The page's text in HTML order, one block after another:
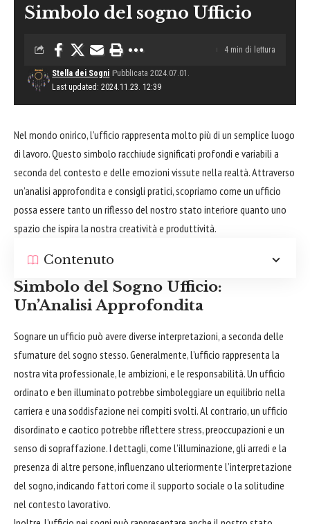
Simbolo del sogno Ufficio
Last updated: 2024.11.23. 12:39
Stella dei Sogni Pubblicata 2024.07.01.
4 min di lettura
Nel mondo onirico, l’ufficio rappresenta molto più di un semplice luogo
di lavoro. Questo simbolo racchiude significati profondi e variabili a
seconda del contesto e delle emozioni vissute nella realtà. Attraverso
un’analisi approfondita e consigli pratici, scopriamo come un ufficio
possa essere tanto un riflesso del nostro stato interiore quanto uno
spazio che ispira la nostra creatività e produttività.
Contenuto
Simbolo del Sogno Ufficio:
Un’Analisi Approfondita
Sognare un ufficio può avere diverse interpretazioni, a seconda delle
sfumature del sogno stesso. Generalmente, l’ufficio rappresenta la
nostra vita professionale, le ambizioni, e le responsabilità. Un ufficio
ordinato e ben illuminato potrebbe simboleggiare un equilibrio nella
carriera e una soddisfazione nei compiti svolti. Al contrario, un ufficio
disordinato e caotico potrebbe riflettere stress, preoccupazioni e un
senso di sopraffazione. I dettagli, come l’illuminazione, gli arredi e la
presenza di altre persone, influenzano ulteriormente l’interpretazione
del sogno, indicando fattori come il supporto sociale o la solitudine
nel contesto lavorativo.